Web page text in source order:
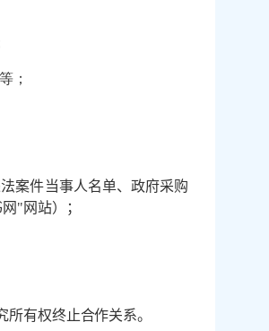
；
案件当事人名单、政府采购
" 网站）；
有权终止合作关系。